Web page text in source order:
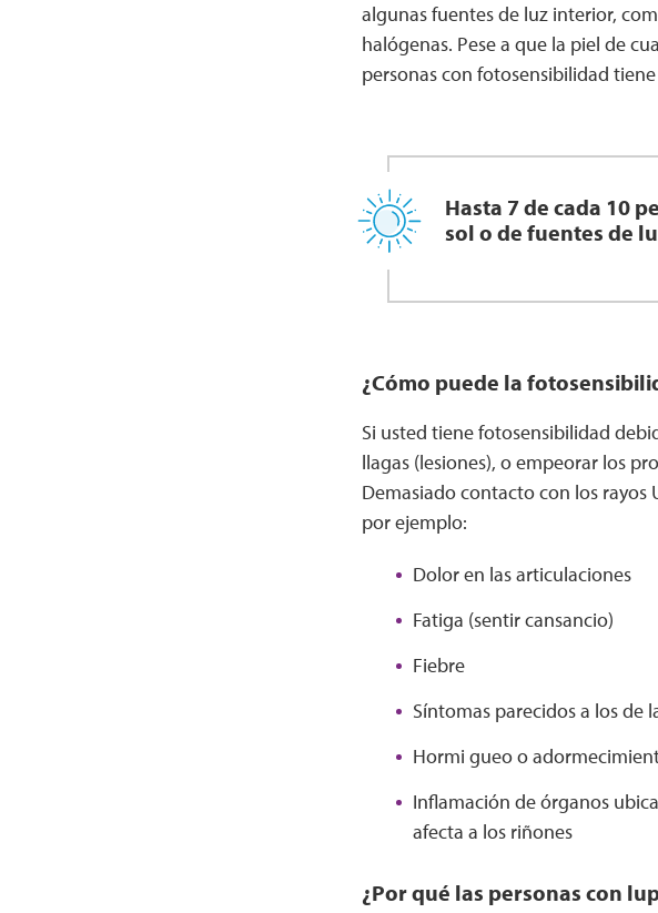
algunas fuentes de luz interior,
halógenas. Pese a que la piel de
personas con fotosensibilidad
Hasta 7 de cada 10
sol o de fuentes de
¿Cómo puede la
Si usted tiene fotosensibilidad
llagas (lesiones), o empeorar los
Demasiado contacto con los
por ejemplo:
Dolor en las articulaciones
Fatiga (sentir cansancio)
Fiebre
Síntomas parecidos a los de
Hormi gueo o
Inflamación de órganos
afecta a los riñones
¿Por qué las personas con